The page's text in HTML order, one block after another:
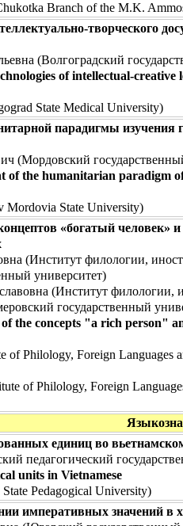
Branch of the M.K.
творческого
(Волгоградский
of intellectual-
State Medical University)
парадигмы изучения
(Мордовский
of the humanitarian paradigm
Mordovia State University)
«богатый человек»
(Институт филологии,
университет)
(Институт филологии,
государственный
the concepts "a rich person"
of Philology, Foreign Languages
of Philology, Foreign
единиц во
педагогический
units in Vietnamese
Pedagogical University)
императивных значений в